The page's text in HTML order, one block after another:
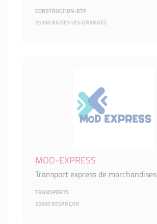
CONSTRUCTION-BTP
25360 NAISEY-LES-GRANGES
MOD-EXPRESS
Transport express de marchandises
TRANSPORTS
25000 BESANÇON